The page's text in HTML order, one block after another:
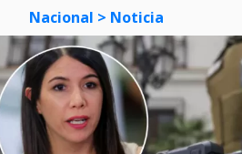
Nacional > Noticia